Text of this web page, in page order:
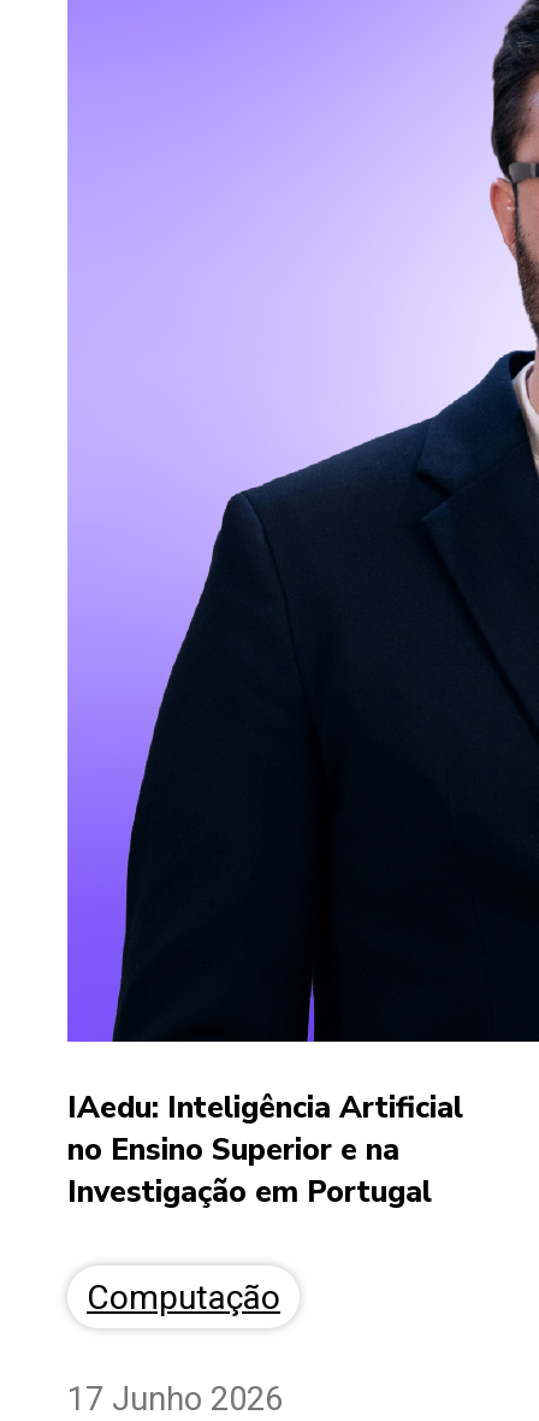
IAedu: Inteligência Artificial
no Ensino Superior e na
Investigação em Portugal
Computação
17 Junho 2026